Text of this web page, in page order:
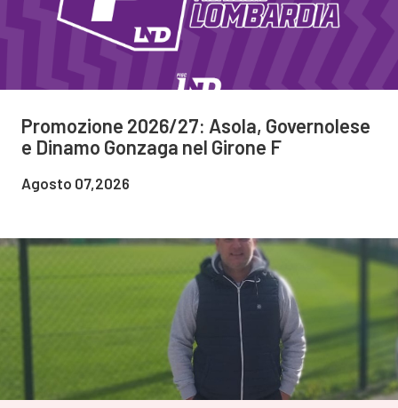
Promozione 2026/27: Asola, Governolese
e Dinamo Gonzaga nel Girone F
Agosto 07,2026